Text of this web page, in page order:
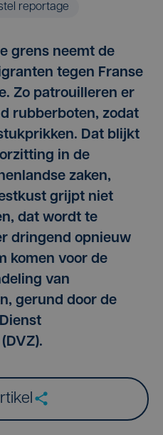
reportage
grens neemt de
tegen Franse
Zo patrouilleren er
rubberboten, zodat
Dat blijkt
in de
zaken,
grijpt niet
dat wordt te
dringend opnieuw
komen voor de
van
gerund door de